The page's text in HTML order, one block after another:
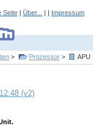
Seite | Über... | | Impressum
> Prozessor > APU
(v2)